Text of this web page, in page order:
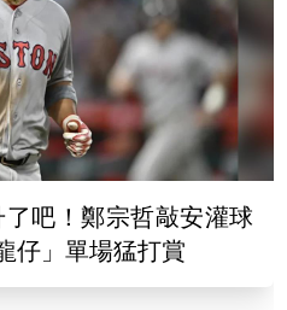
吧！鄭宗哲敲安灌球
混血「龍仔」單場猛打賞